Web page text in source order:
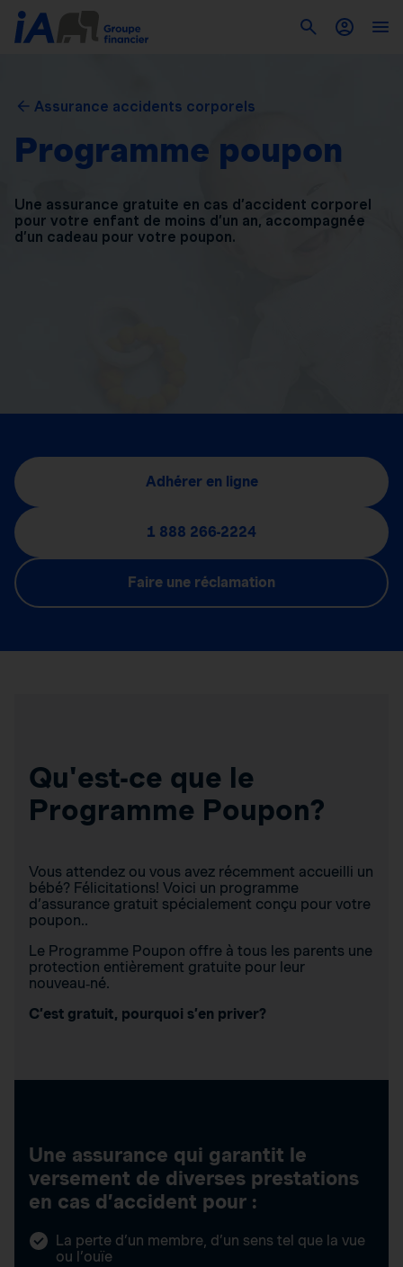
Assurance accidents corporels
Programme poupon
Une assurance gratuite en cas d’accident corporel
pour votre enfant de moins d’un an, accompagnée
d’un cadeau pour votre poupon.
Adhérer en ligne
1 888 266-2224
Faire une réclamation
Qu'est-ce que le
Programme Poupon?
Vous attendez ou vous avez récemment accueilli un
bébé? Félicitations! Voici un programme
d’assurance gratuit spécialement conçu pour votre
poupon..
Le Programme Poupon offre à tous les parents une
protection entièrement gratuite pour leur
nouveau‑né.
C’est gratuit, pourquoi s’en priver?
Une assurance qui garantit le
versement de diverses prestations
en cas d’accident pour :
La perte d’un membre, d’un sens tel que la vue
ou l’ouïe